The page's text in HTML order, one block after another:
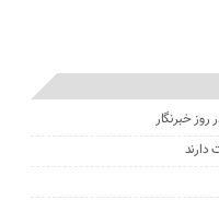
روز خبرنگار